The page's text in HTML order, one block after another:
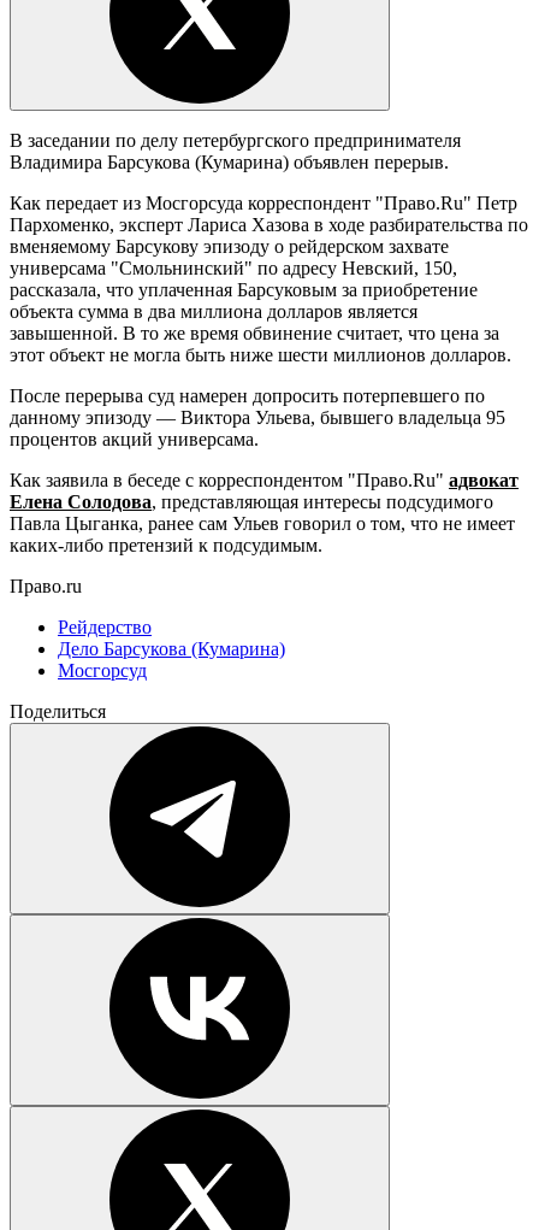
В заседании по делу петербургского предпринимателя
Владимира Барсукова (Кумарина) объявлен перерыв.
Как передает из Мосгорсуда корреспондент "Право.Ru" Петр
Пархоменко, эксперт Лариса Хазова в ходе разбирательства по
вменяемому Барсукову эпизоду о рейдерском захвате
универсама "Смольнинский" по адресу Невский, 150,
рассказала, что уплаченная Барсуковым за приобретение
объекта сумма в два миллиона долларов является
завышенной. В то же время обвинение считает, что цена за
этот объект не могла быть ниже шести миллионов долларов.
После перерыва суд намерен допросить потерпевшего по
данному эпизоду — Виктора Ульева, бывшего владельца 95
процентов акций универсама.
Как заявила в беседе с корреспондентом "Право.Ru" адвокат
Елена Солодова, представляющая интересы подсудимого
Павла Цыганка, ранее сам Ульев говорил о том, что не имеет
каких-либо претензий к подсудимым.
Право.ru
Рейдерство
Дело Барсукова (Кумарина)
Мосгорсуд
Поделиться